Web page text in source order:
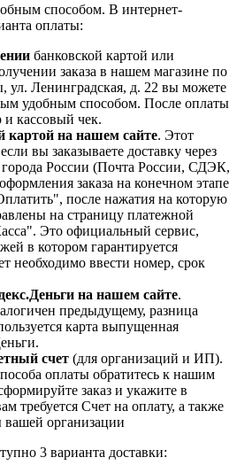
способом. В интернет-
оплаты:
банковской картой или
заказа в нашем магазине по
ул. Ленинградская, д. 22 вы можете
удобным способом. После оплаты
и кассовый чек.
картой на нашем сайте. Этот
вы заказываете доставку через
России (Почта России, СДЭК,
заказа на конечном этапе
после нажатия на которую
на страницу платежной
Это официальный сервис,
в котором гарантируется
необходимо ввести номер, срок
на нашем сайте.
предыдущему, разница
карта выпущенная
счет (для организаций и ИП).
оплаты обратитесь к нашим
заказ и укажите в
требуется Счет на оплату, а также
вашей организации
3 варианта доставки: